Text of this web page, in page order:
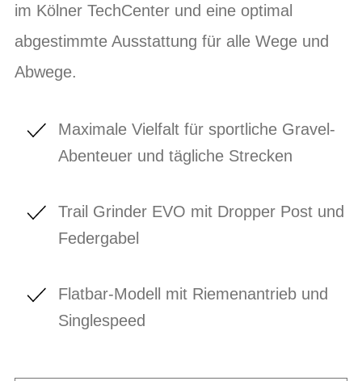
im Kölner TechCenter und eine optimal
abgestimmte Ausstattung für alle Wege und
Abwege.
Maximale Vielfalt für sportliche Gravel-
Abenteuer und tägliche Strecken
Trail Grinder EVO mit Dropper Post und
Federgabel
Flatbar-Modell mit Riemenantrieb und
Singlespeed